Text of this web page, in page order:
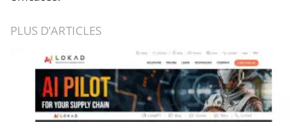
PLUS D’ARTICLES